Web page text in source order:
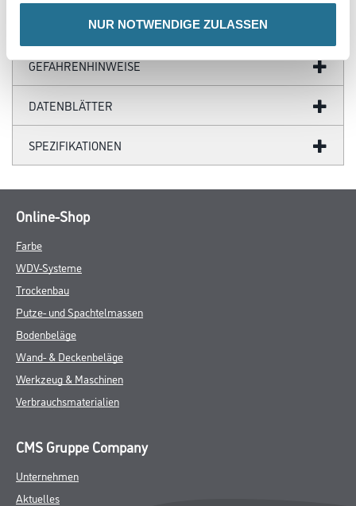
NUR NOTWENDIGE ZULASSEN
ZUSATZINFOS
GEFAHRENHINWEISE
DATENBLÄTTER
SPEZIFIKATIONEN
Online-Shop
Farbe
WDV-Systeme
Trockenbau
Putze- und Spachtelmassen
Bodenbeläge
Wand- & Deckenbeläge
Werkzeug & Maschinen
Verbrauchsmaterialien
CMS Gruppe Company
Unternehmen
Aktuelles